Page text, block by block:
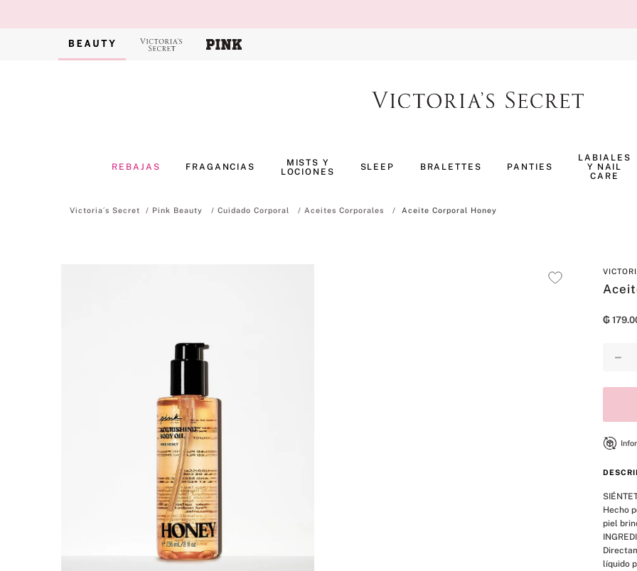
REBAJAS FRAGANCIAS
MISTS Y
LOCIONES
SLEEP BRALETTES PANTIES
LABIALES
Y NAIL
CARE
Pink Beauty Cuidado Corporal Aceites Corporales Aceite Corporal Honey
₲ 179.
－
Hecho
piel
líquido